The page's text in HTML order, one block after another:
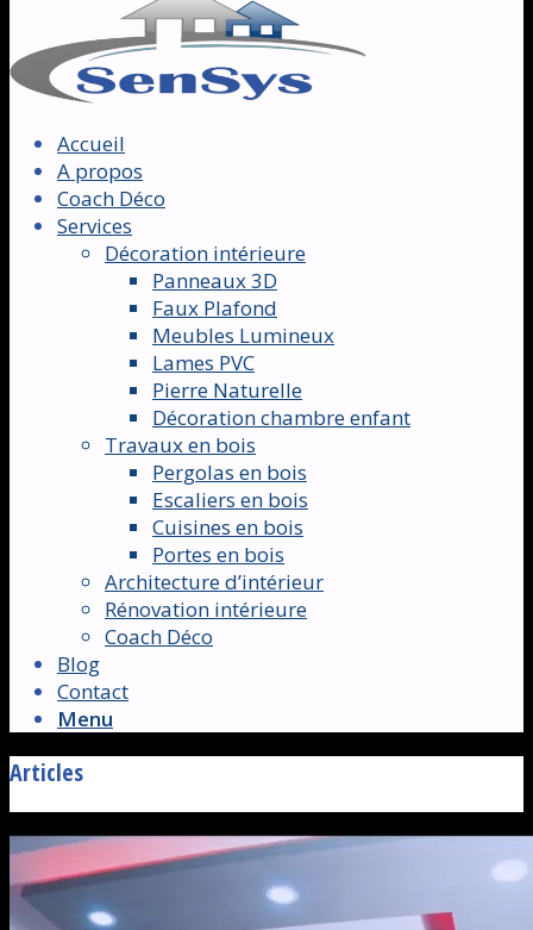
Accueil
A propos
Coach Déco
Services
Décoration intérieure
Panneaux 3D
Faux Plafond
Meubles Lumineux
Lames PVC
Pierre Naturelle
Décoration chambre enfant
Travaux en bois
Pergolas en bois
Escaliers en bois
Cuisines en bois
Portes en bois
Architecture d’intérieur
Rénovation intérieure
Coach Déco
Blog
Contact
Menu
Articles